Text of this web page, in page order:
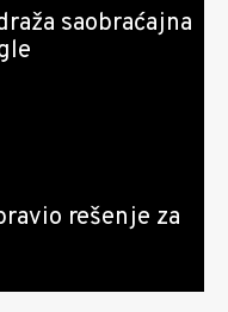
saobraćajna
rešenje za